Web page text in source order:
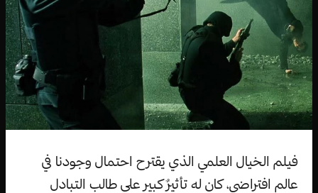
فيلم الخيال العلمي الذي يقترح احتمال وجودنا في
عالم افتراضي، كان له تأثيرٌ كبير على طالب التبادل